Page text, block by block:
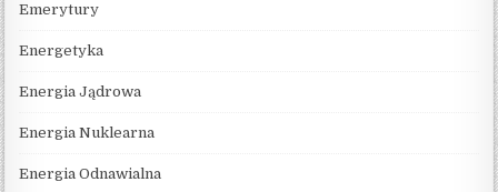
Emerytury
Energetyka
Energia Jądrowa
Energia Nuklearna
Energia Odnawialna